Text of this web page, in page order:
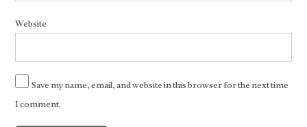
Website
Save my name, email, and website in this browser for the next time
I comment.